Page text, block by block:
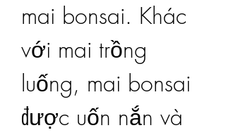
mai bonsai. Khác
với mai trồng
luống, mai bonsai
được uốn nắn và